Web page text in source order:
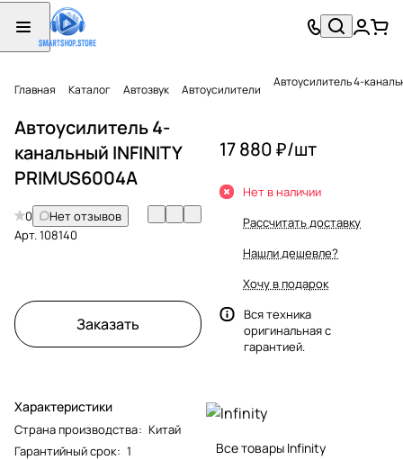
Главная Каталог Автозвук Автоусилители Автоусилитель 4-
Автоусилитель 4-
канальный INFINITY
PRIMUS6004A
0
Нет отзывов
Арт.108140
Заказать
Характеристики
Страна производства: Китай
Гарантийный срок: 1
17 880 ₽/шт
Нет в наличии
Рассчитать доставку
Нашли дешевле?
Хочу в подарок
Вся техника
оригинальная с
гарантией.
Все товары Infinity